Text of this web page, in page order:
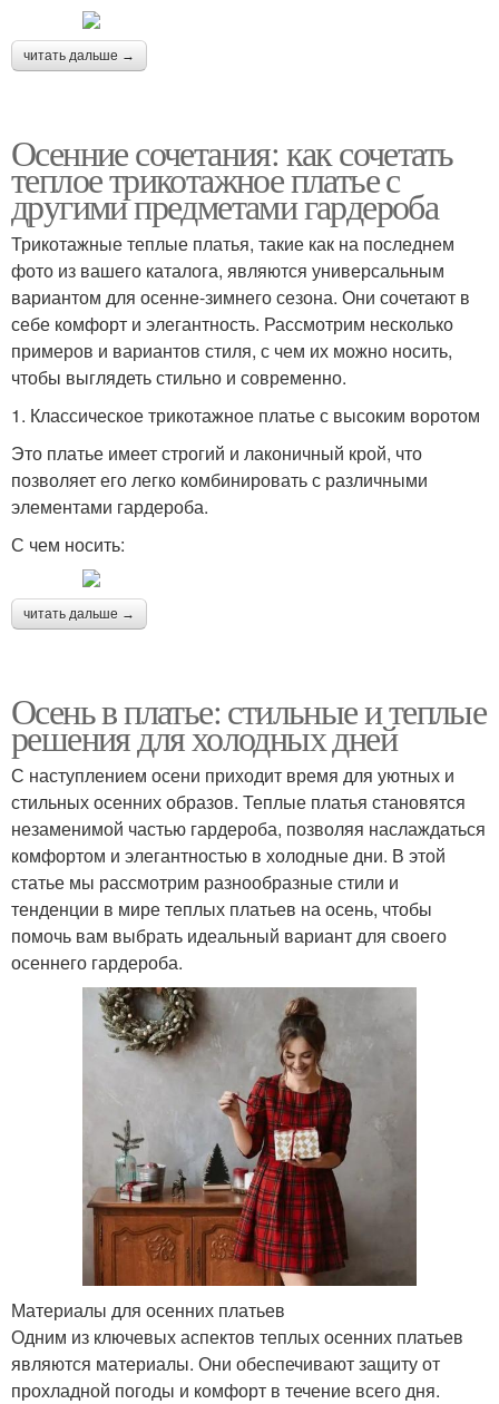
читать дальше →
Осенние сочетания: как сочетать
теплое трикотажное платье с
другими предметами гардероба
Трикотажные теплые платья, такие как на последнем
фото из вашего каталога, являются универсальным
вариантом для осенне-зимнего сезона. Они сочетают в
себе комфорт и элегантность. Рассмотрим несколько
примеров и вариантов стиля, с чем их можно носить,
чтобы выглядеть стильно и современно.
1. Классическое трикотажное платье с высоким воротом
Это платье имеет строгий и лаконичный крой, что
позволяет его легко комбинировать с различными
элементами гардероба.
С чем носить:
читать дальше →
Осень в платье: стильные и теплые
решения для холодных дней
С наступлением осени приходит время для уютных и
стильных осенних образов. Теплые платья становятся
незаменимой частью гардероба, позволяя наслаждаться
комфортом и элегантностью в холодные дни. В этой
статье мы рассмотрим разнообразные стили и
тенденции в мире теплых платьев на осень, чтобы
помочь вам выбрать идеальный вариант для своего
осеннего гардероба.
Материалы для осенних платьев
Одним из ключевых аспектов теплых осенних платьев
являются материалы. Они обеспечивают защиту от
прохладной погоды и комфорт в течение всего дня.